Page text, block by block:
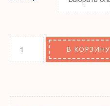
В КОРЗИНУ